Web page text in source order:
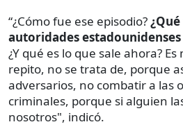
“¿Cómo fue ese episodio?
autoridades
¿Y qué es lo que sale ahora?
repito, no se trata de, porque
adversarios, no combatir a las
criminales, porque si alguien
nosotros", indicó.